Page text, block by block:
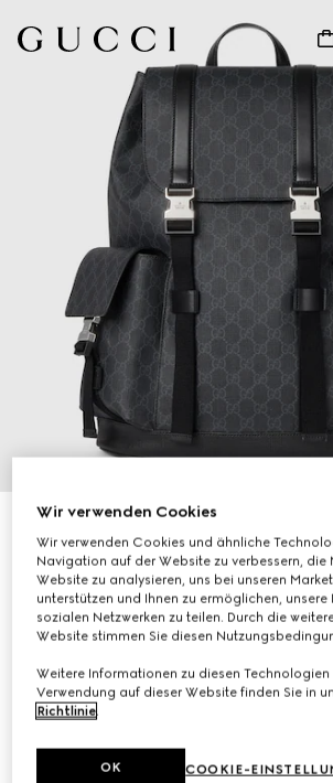
Großer GG Black Rucksack
€ 2.100
Wir verwenden Cookies
Wir verwenden Cookies und ähnliche
Navigation auf der Website zu verbessern, die
Website zu analysieren, uns bei unseren
unterstützen und Ihnen zu ermöglichen, unsere
sozialen Netzwerken zu teilen. Durch die
Website stimmen Sie diesen
Weitere Informationen zu diesen Technologien
Verwendung auf dieser Website finden Sie in
Richtlinie.
COOKIE-
OK